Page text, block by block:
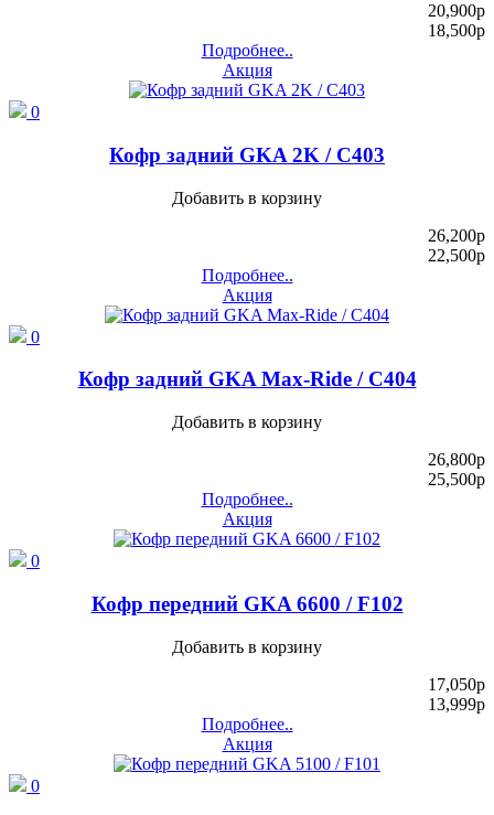
20,900p
18,500p
Подробнее..
Акция
0
Кофр задний GKA 2K / C403
Добавить в корзину
26,200p
22,500p
Подробнее..
Акция
0
Кофр задний GKA Max-Ride / C404
Добавить в корзину
26,800p
25,500p
Подробнее..
Акция
0
Кофр передний GKA 6600 / F102
Добавить в корзину
17,050p
13,999p
Подробнее..
Акция
0